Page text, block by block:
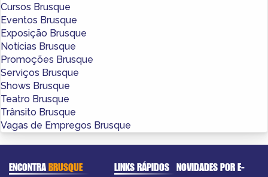
Cursos Brusque
Eventos Brusque
Exposição Brusque
Notícias Brusque
Promoções Brusque
Serviços Brusque
Shows Brusque
Teatro Brusque
Trânsito Brusque
Vagas de Empregos Brusque
ENCONTRABRUSQUE LINKS RÁPIDOS NOVIDADES POR E-